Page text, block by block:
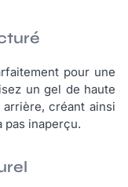
pour une
un gel de haute
créant ainsi
pas inaperçu.